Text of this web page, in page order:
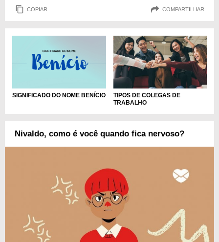
COPIAR COMPARTILHAR
SIGNIFICADO DO NOME BENÍCIO
TIPOS DE COLEGAS DE
TRABALHO
Nivaldo, como é você quando fica nervoso?